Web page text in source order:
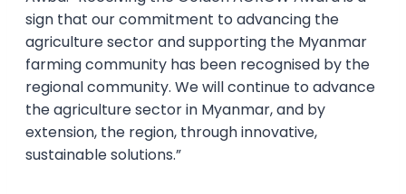
sign that our commitment to advancing the
agriculture sector and supporting the Myanmar
farming community has been recognised by the
regional community. We will continue to advance
the agriculture sector in Myanmar, and by
extension, the region, through innovative,
sustainable solutions.”